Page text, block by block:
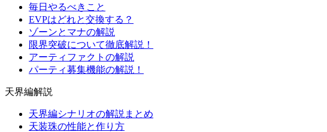
毎日やるべきこと
EVPはどれと交換する？
ゾーンとマナの解説
限界突破について徹底解説！
アーティファクトの解説
パーティ募集機能の解説！
天界編解説
天界編シナリオの解説まとめ
天装珠の性能と作り方